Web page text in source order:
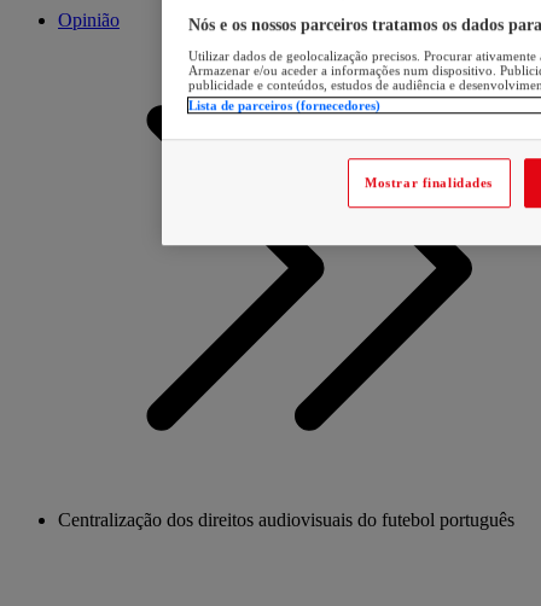
Opinião
Centralização dos direitos audiovisuais do futebol português
Nós e os nossos parceiros tratamos os dados
Utilizar dados de geolocalização precisos. Procurar
Armazenar e/ou aceder a informações num dispositivo.
publicidade e conteúdos, estudos de audiência e
Lista de parceiros (fornecedores)
Mostrar finalidades